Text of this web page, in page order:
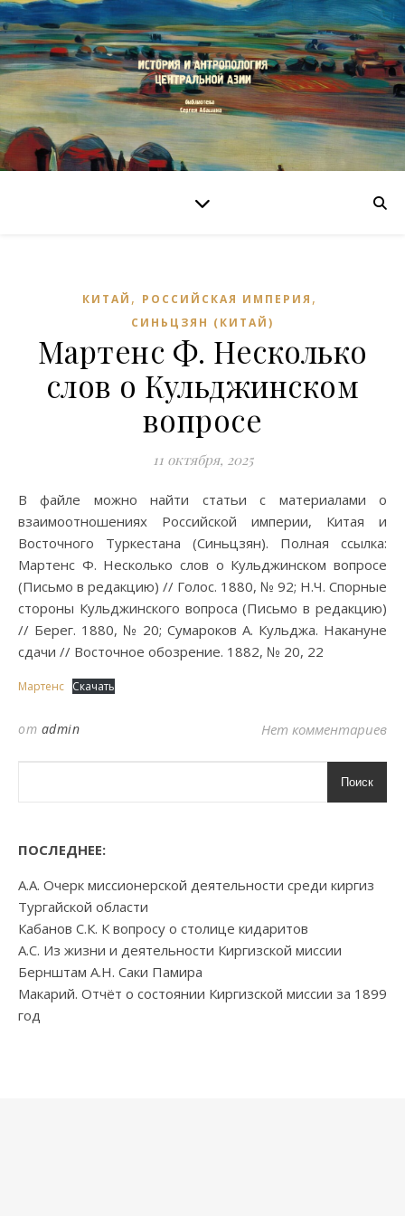
КИТАЙ , РОССИЙСКАЯ ИМПЕРИЯ ,
СИНЬЦЗЯН (КИТАЙ)
Мартенс Ф. Несколько
слов о Кульджинском
вопросе
11 октября, 2025
В файле можно найти статьи с материалами о
взаимоотношениях Российской империи, Китая и
Восточного Туркестана (Синьцзян). Полная ссылка:
Мартенс Ф. Несколько слов о Кульджинском вопросе
(Письмо в редакцию) // Голос. 1880, № 92; Н.Ч. Спорные
стороны Кульджинского вопроса (Письмо в редакцию)
// Берег. 1880, № 20; Сумароков А. Кульджа. Накануне
сдачи // Восточное обозрение. 1882, № 20, 22
Мартенс Скачать
от admin Нет комментариев
Поиск
ПОСЛЕДНЕЕ:
А.А. Очерк миссионерской деятельности среди киргиз
Тургайской области
Кабанов С.К. К вопросу о столице кидаритов
А.С. Из жизни и деятельности Киргизской миссии
Бернштам А.Н. Саки Памира
Макарий. Отчёт о состоянии Киргизской миссии за 1899
год